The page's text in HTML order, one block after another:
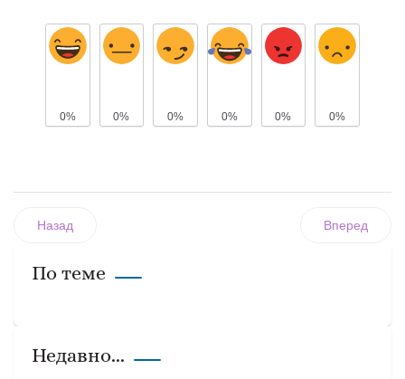
0% 0% 0% 0% 0% 0%
Назад Вперед
По теме
Недавно...